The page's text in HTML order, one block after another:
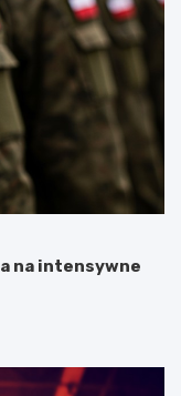
na intensywne